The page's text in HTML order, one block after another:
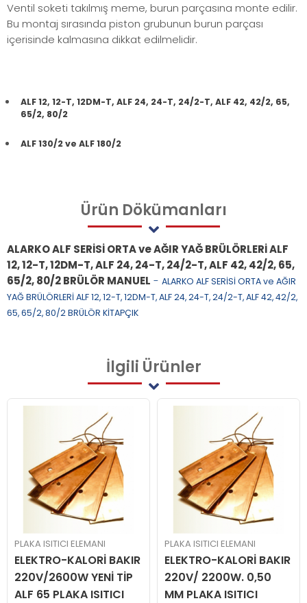
Ventil soketi takılmış meme, burun parçasına monte edilir.
Bu montaj sırasında piston grubunun burun parçası
içerisinde kalmasına dikkat edilmelidir.
ALF 12, 12-T, 12DM-T, ALF 24, 24-T, 24/2-T, ALF 42, 42/2, 65,
65/2, 80/2
ALF 130/2 ve ALF 180/2
Ürün Dökümanları
ALARKO ALF SERİSİ ORTA ve AĞIR YAĞ BRÜLÖRLERİ ALF
12, 12-T, 12DM-T, ALF 24, 24-T, 24/2-T, ALF 42, 42/2, 65,
65/2, 80/2 BRÜLÖR MANUEL - ALARKO ALF SERİSİ ORTA ve AĞIR
YAĞ BRÜLÖRLERİ ALF 12, 12-T, 12DM-T, ALF 24, 24-T, 24/2-T, ALF 42, 42/2,
65, 65/2, 80/2 BRÜLÖR KİTAPÇIK
İlgili Ürünler
PLAKA ISITICI ELEMANI
ELEKTRO-KALORİ BAKIR
220V/2600W YENİ TİP
ALF 65 PLAKA ISITICI
PLAKA ISITICI ELEMANI
ELEKTRO-KALORİ BAKIR
220V/ 2200W. 0,50
MM PLAKA ISITICI